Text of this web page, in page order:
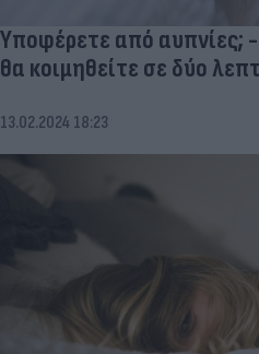
Υποφέρετε από αυπνίες;
θα κοιμηθείτε σε δύο
13.02.2024 18:23